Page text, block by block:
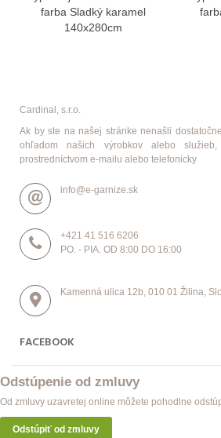
farba Sladký karamel
140x280cm
Cardinal, s.r.o.
Ak by ste na našej stránke nenašli
ohľadom našich výrobkov alebo
prostredníctvom e-mailu alebo telefonicky
info@e-garnize.sk
+421 41 516 6206
PO. - PIA. OD 8:00 DO 16:00
Kamenná ulica 12b, 010 01 Žilina,
FACEBOOK
Odstúpenie od zmluvy
Od zmluvy uzavretej online môžete pohodlne
Odstúpiť od zmluvy